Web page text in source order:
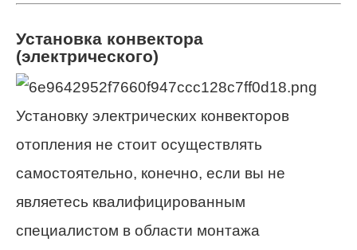
Установка конвектора
(электрического)
Установку электрических конвекторов
отопления не стоит осуществлять
самостоятельно, конечно, если вы не
являетесь квалифицированным
специалистом в области монтажа